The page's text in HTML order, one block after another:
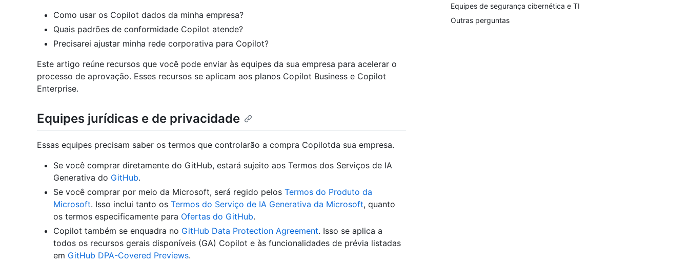
Equipes de segurança cibernética e TI
Outras perguntas
Como usar os Copilot dados da minha empresa?
Quais padrões de conformidade Copilot atende?
Precisarei ajustar minha rede corporativa para Copilot?
Este artigo reúne recursos que você pode enviar às equipes da sua empresa para acelerar o
processo de aprovação. Esses recursos se aplicam aos planos Copilot Business e Copilot
Enterprise.
Equipes jurídicas e de privacidade
Essas equipes precisam saber os termos que controlarão a compra Copilotda sua empresa.
Se você comprar diretamente do GitHub, estará sujeito aos Termos dos Serviços de IA
Generativa do GitHub.
Se você comprar por meio da Microsoft, será regido pelos Termos do Produto da
Microsoft. Isso inclui tanto os Termos do Serviço de IA Generativa da Microsoft, quanto
os termos especificamente para Ofertas do GitHub.
Copilot também se enquadra no GitHub Data Protection Agreement. Isso se aplica a
todos os recursos gerais disponíveis (GA) Copilot e às funcionalidades de prévia listadas
em GitHub DPA-Covered Previews.